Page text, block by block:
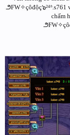
౨FW✧çôđộç๖²⁴ʱ.s761
chấm